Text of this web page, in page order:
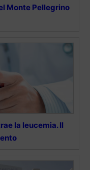
Monte Pellegrino
la leucemia. Il